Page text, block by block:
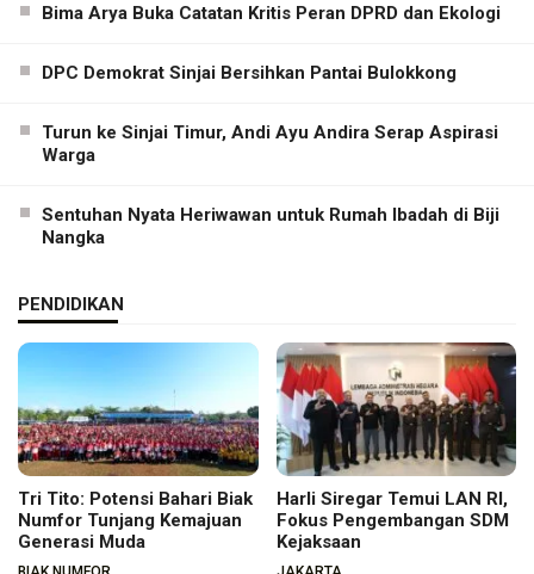
Bima Arya Buka Catatan Kritis Peran DPRD dan Ekologi
DPC Demokrat Sinjai Bersihkan Pantai Bulokkong
Turun ke Sinjai Timur, Andi Ayu Andira Serap Aspirasi
Warga
Sentuhan Nyata Heriwawan untuk Rumah Ibadah di Biji
Nangka
PENDIDIKAN
Tri Tito: Potensi Bahari Biak
Numfor Tunjang Kemajuan
Generasi Muda
Harli Siregar Temui LAN RI,
Fokus Pengembangan SDM
Kejaksaan